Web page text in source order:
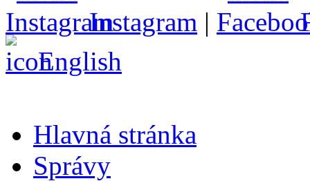
Instagram |
English
Hlavná stránka
Správy